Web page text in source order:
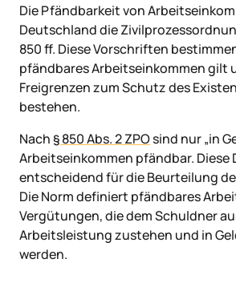
Die Pfändbarkeit von
Deutschland die
850 ff. Diese Vorschriften
pfändbares Arbeitseinkommen gilt
Freigrenzen zum Schutz des
bestehen.
Nach§ 850 Abs. 2 ZPOsind nur „in
Arbeitseinkommen pfändbar. Diese
entscheidend für die Beurteilung
Die Norm definiert pfändbares
Vergütungen, die dem Schuldner
Arbeitsleistung zustehen und in
werden.